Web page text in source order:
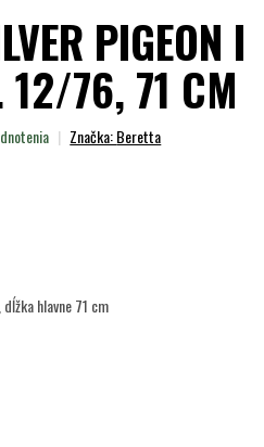
PIGEON I
12/76, 71 CM
Značka:Beretta
hlavne 71 cm